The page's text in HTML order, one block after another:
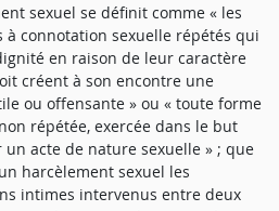
sexuel se définit comme « les
connotation sexuelle répétés qui
en raison de leur caractère
créent à son encontre une
ou offensante » ou « toute forme
répétée, exercée dans le but
acte de nature sexuelle » ; que
harcèlement sexuel les
intimes intervenus entre deux